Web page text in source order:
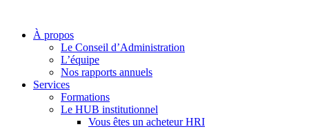
À propos
Le Conseil d’Administration
L’équipe
Nos rapports annuels
Services
Formations
Le HUB institutionnel
Vous êtes un acheteur HRI